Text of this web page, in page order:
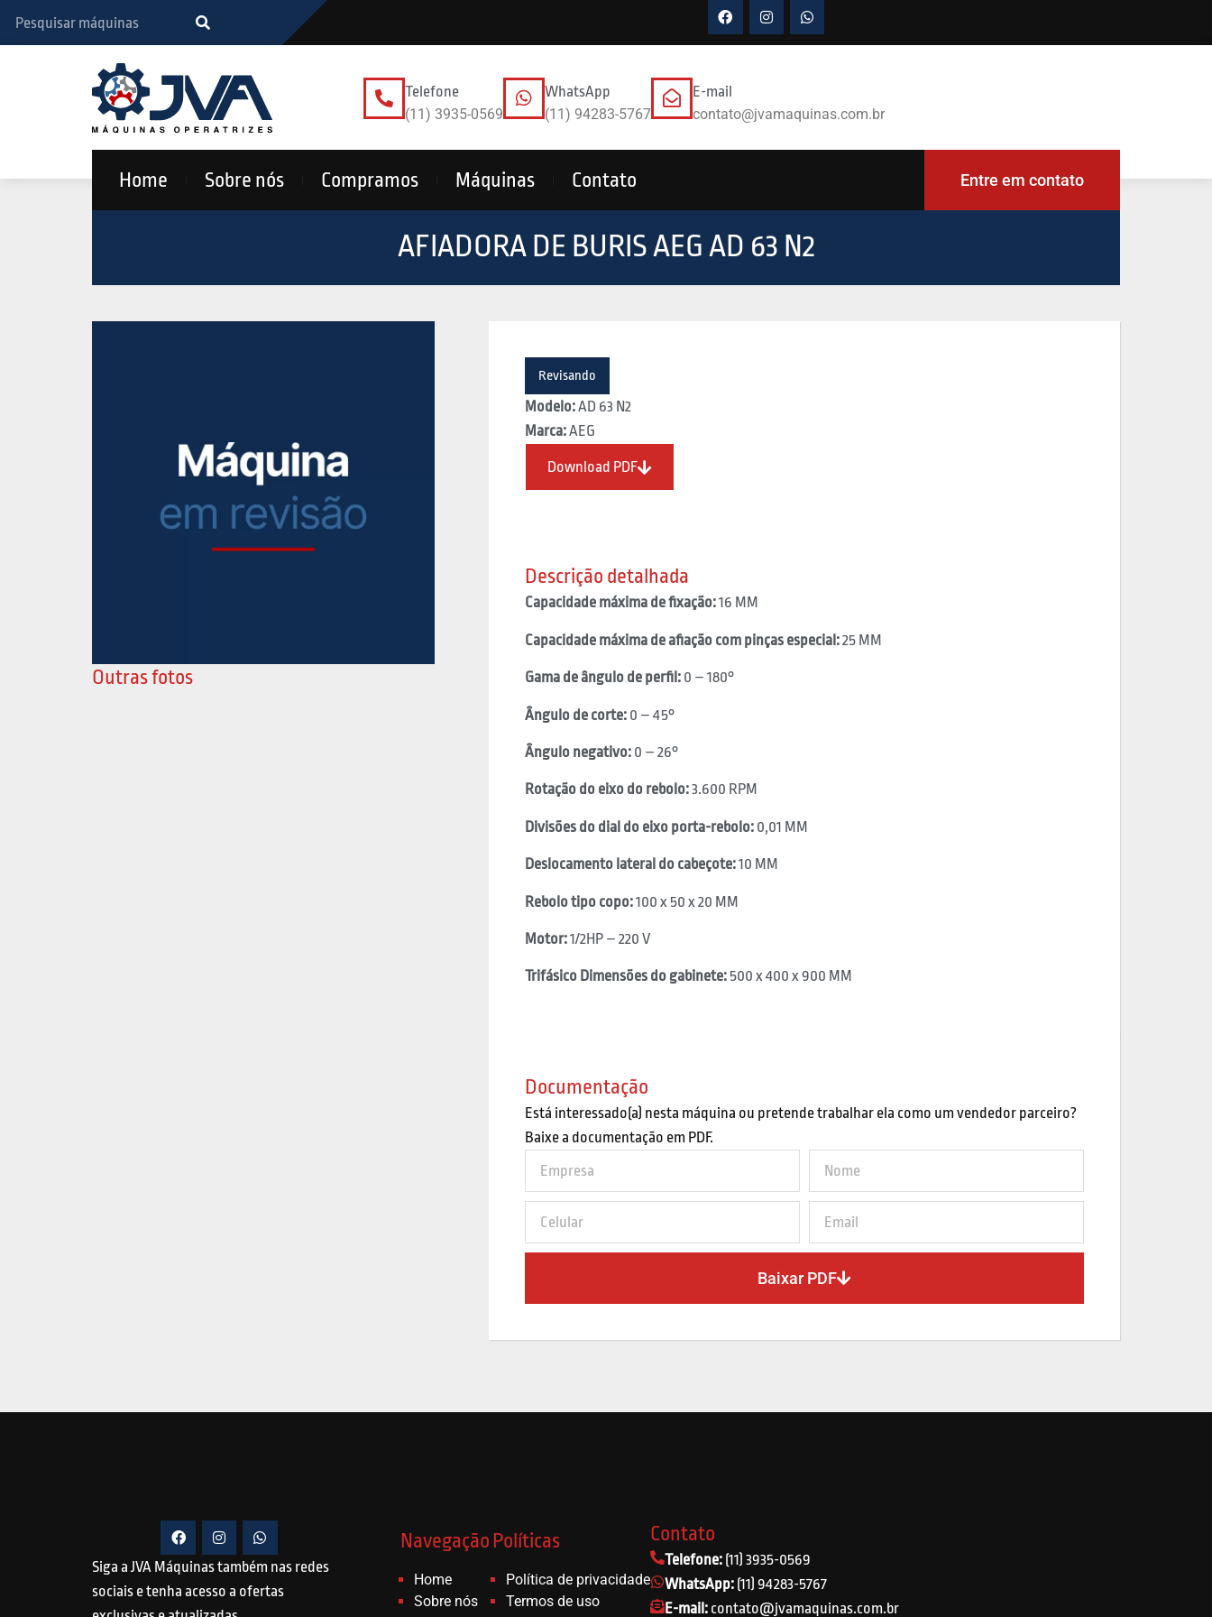
Telefone
(11) 3935-0569
WhatsApp
(11) 94283-5767
E-mail
contato@jvamaquinas.com.br
Home Sobre nós Compramos Máquinas Contato Entre em contato
AFIADORA DE BURIS AEG AD 63 N2
Outras fotos
Revisando
Modelo:AD 63 N2
Marca:AEG
Download PDF
Descrição detalhada
Capacidade máxima de fixação:16 MM
Capacidade máxima de afiação com pinças especial:25 MM
Gama de ângulo de perfil:0 – 180°
Ângulo de corte:0 – 45°
Ângulo negativo: 0 – 26°
Rotação do eixo do rebolo:3.600 RPM
Divisões do dial do eixo porta-rebolo:0,01 MM
Deslocamento lateral do cabeçote:10 MM
Rebolo tipo copo:100 x 50 x 20 MM
Motor:1/2HP – 220 V
Trifásico Dimensões do gabinete:500 x 400 x 900 MM
Documentação
Está interessado(a) nesta máquina ou pretende trabalhar ela como um vendedor parceiro?
Baixe a documentação em PDF.
Baixar PDF
Siga a JVA Máquinas também nas redes
sociais e tenha acesso a ofertas
Navegação
Home
Sobre nós
Políticas
Política de privacidade
Termos de uso
Contato
Telefone: (11) 3935-0569
WhatsApp: (11) 94283-5767
E-mail: contato@jvamaquinas.com.br